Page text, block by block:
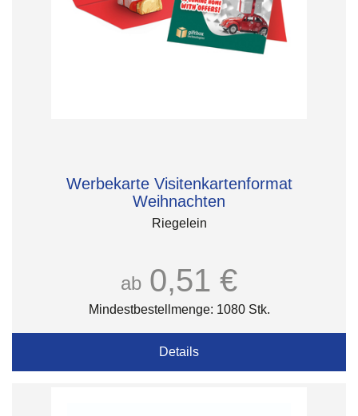
Werbekarte Visitenkartenformat
Weihnachten
Riegelein
ab 0,51 €
Mindestbestellmenge: 1080 Stk.
Details